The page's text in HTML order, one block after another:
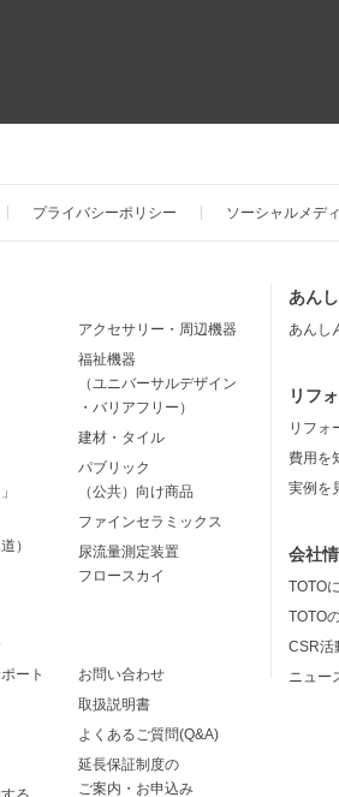
プライバシーポリシー ソーシャルメデ
）
アクセサリー・周辺機器
福祉機器
（ユニバーサルデザイン
・バリアフリー）
建材・タイル
パブリック
（公共）向け商品
ファインセラミックス
尿流量測定装置
フロースカイ
ート
お問い合わせ
取扱説明書
よくあるご質問(Q&A)
延長保証制度の
ご案内・お申込み
あん
あんし
リフ
リフォ
費用を
実例を
会社
TOTO
TOTO
CSR活
ニュー